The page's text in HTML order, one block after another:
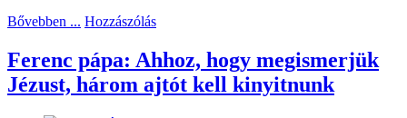
Bővebben ... Hozzászólás
Ferenc pápa: Ahhoz, hogy megismerjük
Jézust, három ajtót kell kinyitnunk